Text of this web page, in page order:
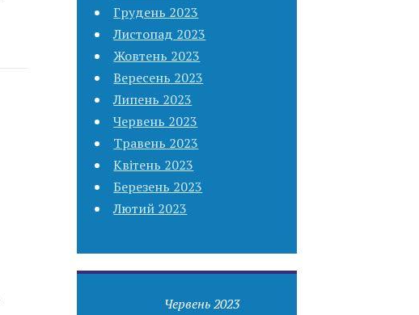
Грудень 2023
Листопад 2023
Жовтень 2023
Вересень 2023
Липень 2023
Червень 2023
Травень 2023
Квітень 2023
Березень 2023
Лютий 2023
Червень 2023